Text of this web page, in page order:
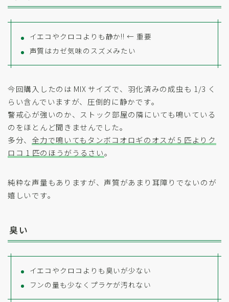
イエコやクロコよりも静か!! ← 重要
声質はカゼ気味のスズメみたい
今回購入したのは MIX サイズで、羽化済みの成虫も 1/3 く
らい含んでいますが、圧倒的に静かです。
警戒心が強いのか、ストック部屋の隣にいても鳴いている
のをほとんど聞きませんでした。
多分、 全力で鳴いてもタンボコオロギのオスが 5 匹よりク
ロコ 1 匹のほうがうるさい。
純粋な声量もありますが、声質があまり耳障りでないのが
嬉しいです。
臭い
イエコやクロコよりも臭いが少ない
フンの量も少なくプラケが汚れない